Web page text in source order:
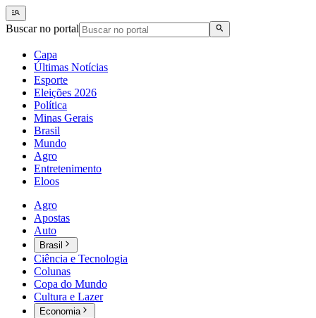
Buscar no portal
Capa
Últimas Notícias
Esporte
Eleições 2026
Política
Minas Gerais
Brasil
Mundo
Agro
Entretenimento
Eloos
Agro
Apostas
Auto
Brasil
Ciência e Tecnologia
Colunas
Copa do Mundo
Cultura e Lazer
Economia